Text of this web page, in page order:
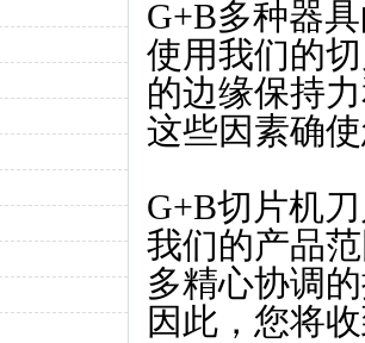
G+B多种器
使用我们的
的边缘保持
这些因素确
G+B切片机
我们的产品
多精心协调
因此，您将